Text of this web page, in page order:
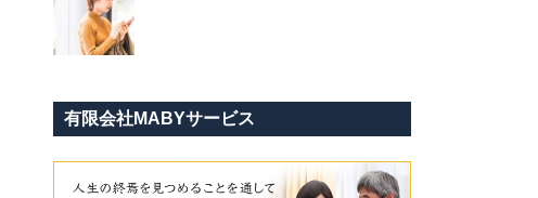
有限会社MABYサービス